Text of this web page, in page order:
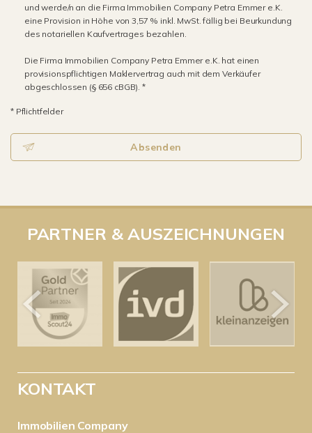
und werde/n an die Firma Immobilien Company Petra Emmer e.K.
eine Provision in Höhe von 3,57 % inkl. MwSt. fällig bei Beurkundung
des notariellen Kaufvertrages bezahlen.
Die Firma Immobilien Company Petra Emmer e.K. hat einen
provisionspflichtigen Maklervertrag auch mit dem Verkäufer
abgeschlossen (§ 656 cBGB). *
* Pflichtfelder
Absenden
PARTNER & AUSZEICHNUNGEN
KONTAKT
Immobilien Company